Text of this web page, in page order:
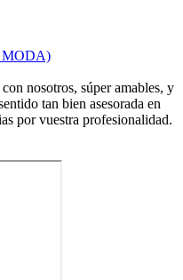
nosotros, súper amables, y
tan bien asesorada en
por vuestra profesionalidad.